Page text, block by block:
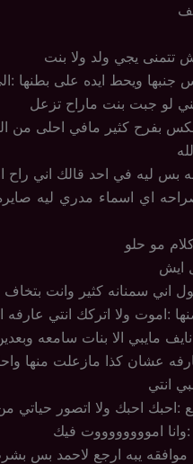
تتمنى يجي ولد ولا بنت
جنبها ويحط ايده على بطنها
لو جبت بنت ماراح تزعل
بفرح كثير مافي احلى من
بس ليه في احد قالك اني راح
اي اسماء مدري ليه
مو حلو
ايش
اني سمنانه كثير وانت
:اموت ولا اتركك انتي
مايبي الا بنات سامعه
عشان كذا مازعلت منها
انتي
:احبك احبك ولا اتصور حياتي
امووووووووت فيك
موافقه يبه ارجع لاحمد بس